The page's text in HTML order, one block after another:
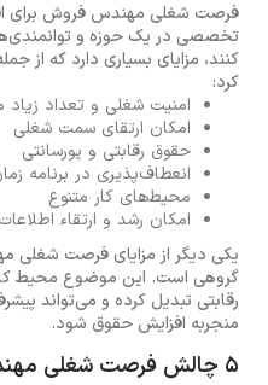
فرصت شغلی مهندس فروش برای
تخصصی در یک حوزه و
کرد:
امنیت شغلی و تعداد
امکان ارتقای سمت شغلی
حقوق رقابتی و پورسانتی
انعطاف‌پذیری در برنامه
محیط‌های کار متنوع
امکان رشد و ارتقاء
یکی دیگر از مزایای فرصت
گروهی است. این موضوع محیط
رقابتی تبدیل کرده و می‌تواند
منجربه افزایش حقوق شود.
5 چالش‌ فرصت شغلی مهندس فروش